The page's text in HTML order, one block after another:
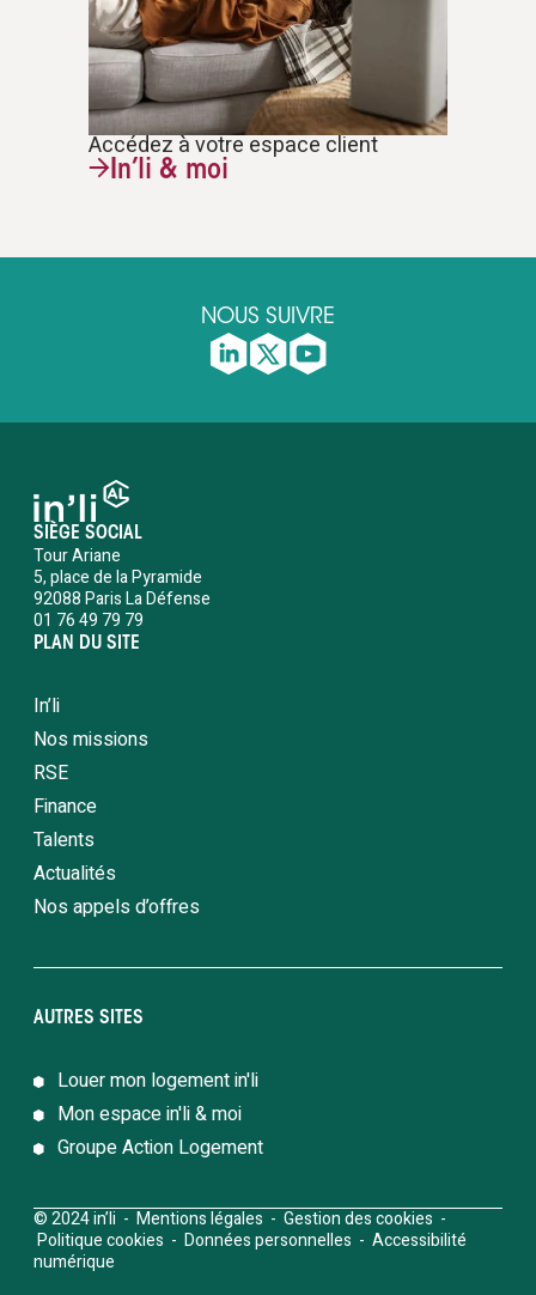
Accédez à votre espace client
In’li & moi
NOUS SUIVRE
SIÈGE SOCIAL
Tour Ariane
5, place de la Pyramide
92088 Paris La Défense
01 76 49 79 79
PLAN DU SITE
In’li
Nos missions
RSE
Finance
Talents
Actualités
Nos appels d’offres
AUTRES SITES
Louer mon logement in'li
Mon espace in'li & moi
Groupe Action Logement
© 2024 in’li - Mentions légales - Gestion des cookies -
Politique cookies - Données personnelles - Accessibilité
numérique